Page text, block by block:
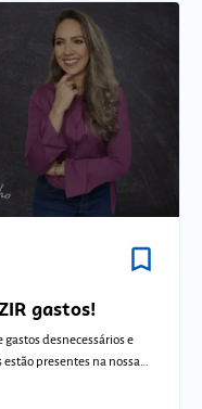
bookmark_border
gastos!
desnecessários e
presentes na nossa